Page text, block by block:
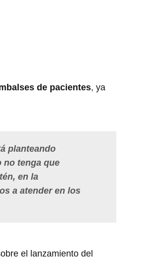
de pacientes, ya
planteando
no tenga que
en la
a atender en los
el lanzamiento del